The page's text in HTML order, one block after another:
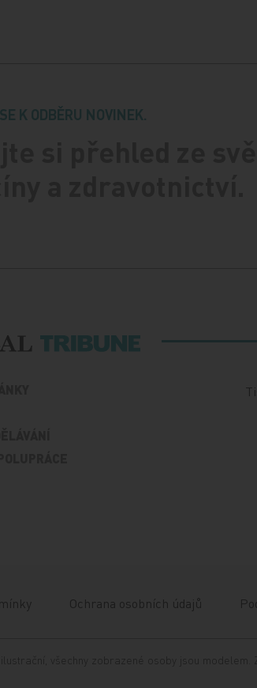
K ODBĚRU NOVINEK.
Ochrana osobních údajů
ilustrační, všechny zobrazené osoby jsou modelem.